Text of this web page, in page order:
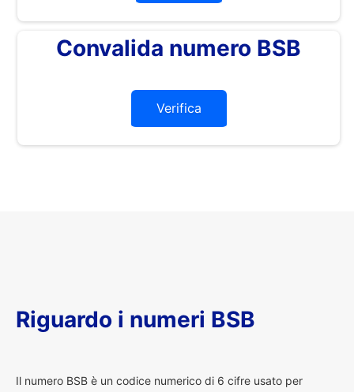
Convalida numero BSB
Verifica
Riguardo i numeri BSB
Il numero BSB è un codice numerico di 6 cifre usato per